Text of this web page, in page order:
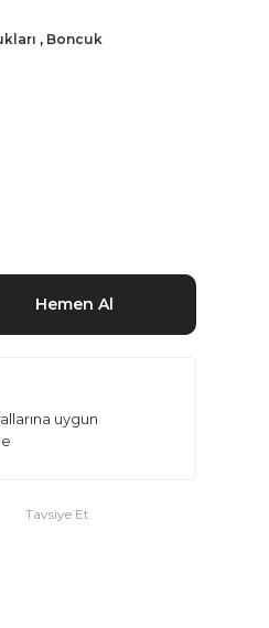
, Boncuk
Hemen Al
uygun
Tavsiye Et